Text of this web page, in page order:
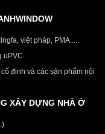
việt pháp, PMA.....
uPVC
định và các sản phẩm nội
XÂY DỰNG NHÀ Ở